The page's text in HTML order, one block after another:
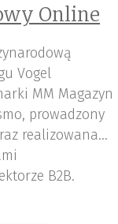
Online
Vogel
MM Magazyn
prowadzony
realizowana
B2B.